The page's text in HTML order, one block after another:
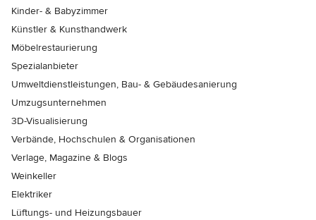
Kinder- & Babyzimmer
Künstler & Kunsthandwerk
Möbelrestaurierung
Spezialanbieter
Umweltdienstleistungen, Bau- & Gebäudesanierung
Umzugsunternehmen
3D-Visualisierung
Verbände, Hochschulen & Organisationen
Verlage, Magazine & Blogs
Weinkeller
Elektriker
Lüftungs- und Heizungsbauer